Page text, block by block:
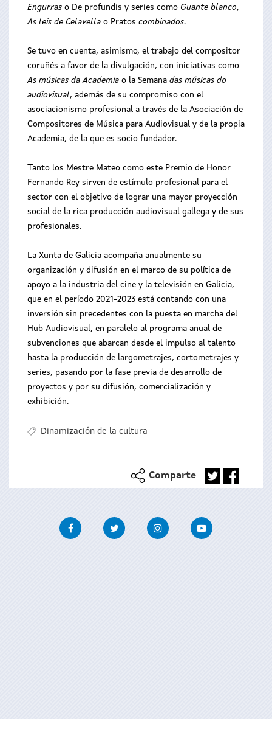
Engurras o De profundis y series como Guante blanco,
As leis de Celavella o Pratos combinados.
Se tuvo en cuenta, asimismo, el trabajo del compositor
coruñés a favor de la divulgación, con iniciativas como
As músicas da Academia o la Semana das músicas do
audiovisual, además de su compromiso con el
asociacionismo profesional a través de la Asociación de
Compositores de Música para Audiovisual y de la propia
Academia, de la que es socio fundador.
Tanto los Mestre Mateo como este Premio de Honor
Fernando Rey sirven de estímulo profesional para el
sector con el objetivo de lograr una mayor proyección
social de la rica producción audiovisual gallega y de sus
profesionales.
La Xunta de Galicia acompaña anualmente su
organización y difusión en el marco de su política de
apoyo a la industria del cine y la televisión en Galicia,
que en el período 2021-2023 está contando con una
inversión sin precedentes con la puesta en marcha del
Hub Audiovisual, en paralelo al programa anual de
subvenciones que abarcan desde el impulso al talento
hasta la producción de largometrajes, cortometrajes y
series, pasando por la fase previa de desarrollo de
proyectos y por su difusión, comercialización y
exhibición.
Dinamización de la cultura
Comparte
FacebookTwitter InstagramYoutube